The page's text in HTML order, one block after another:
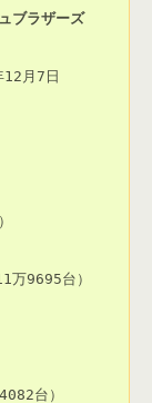
ブラザーズ
12月7日